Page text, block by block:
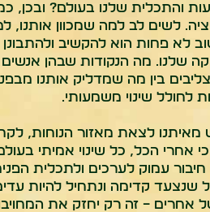
והתכלית שלנו בעולם? ובכן,
לשים לב למה שמכוון אותנו,
לא פחות הוא להקשיב ולהתבונן
שלנו. מה הנקודות שבהן אנשים
בין מה שמדליק אותנו
שינוי משמעותי.
מאיתנו לצאת מאזור הנוחות,
אחרי הכל, כל שינוי אמיתי
עמוק לערכים ולתכלית
שנצעד קדימה ונתחיל להיות
אחרים – זה רק יחזק את